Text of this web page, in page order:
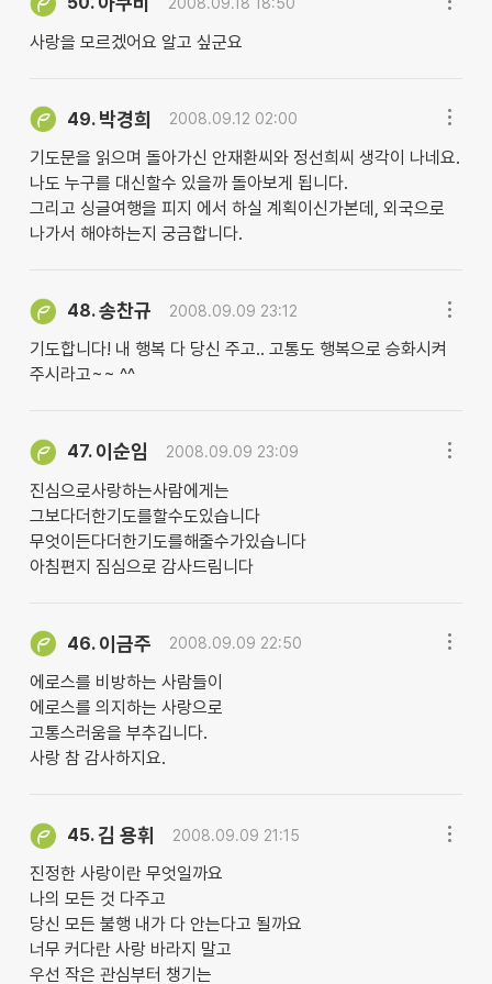
사랑을 모르겠어요 알고 싶군요
49. 박경희 2008.09.12 02:00
기도문을 읽으며 돌아가신 안재환씨와 정선희씨 생각이 나네요.
나도 누구를 대신할수 있을까 돌아보게 됩니다.
그리고 싱글여행을 피지 에서 하실 계획이신가본데, 외국으로
나가서 해야하는지 궁금합니다.
48.송찬규 2008.09.09 23:12
기도합니다! 내 행복 다 당신 주고.. 고통도 행복으로 승화시켜
주시라고~~ ^^
47. 이순임 2008.09.09 23:09
진심으로사랑하는사람에게는
그보다더한기도를할수도있습니다
무엇이든다더한기도를해줄수가있습니다
아침편지 짐심으로 감사드림니다
46. 이금주 2008.09.09 22:50
에로스를 비방하는 사람들이
에로스를 의지하는 사랑으로
고통스러움을 부추깁니다.
사랑 참 감사하지요.
45.김 용휘 2008.09.09 21:15
진정한 사랑이란 무엇일까요
나의 모든 것 다주고
당신 모든 불행 내가 다 안는다고 될까요
너무 커다란 사랑 바라지 말고
우선 작은 관심부터 챙기는